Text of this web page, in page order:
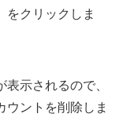
をクリックしま
示されるので、
ウントを削除しま